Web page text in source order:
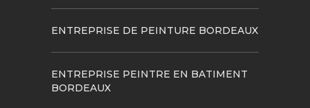
ENTREPRISE DE PEINTURE BORDEAUX
ENTREPRISE PEINTRE EN BATIMENT
BORDEAUX